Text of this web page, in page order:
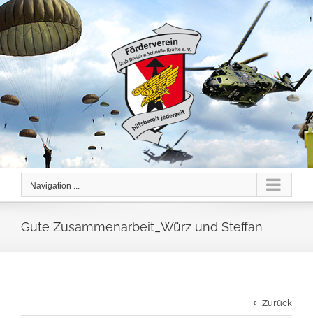
Skip
content
Navigation ...
Gute Zusammenarbeit_Würz und Steffan
Zurück